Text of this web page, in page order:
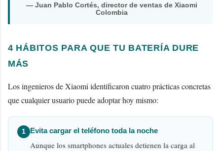
— Juan Pablo Cortés, director de ventas de Xiaomi
Colombia
4 HÁBITOS PARA QUE TU BATERÍA DURE
MÁS
Los ingenieros de Xiaomi identificaron cuatro prácticas concretas
que cualquier usuario puede adoptar hoy mismo:
1 Evita cargar el teléfono toda la noche
Aunque los smartphones actuales detienen la carga al